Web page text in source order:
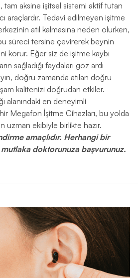
aksine işitsel sistemi aktif tutan
araçlardır. Tedavi edilmeyen işitme
atıl kalmasına neden olurken,
süreci tersine çevirerek beynin
korur. Eğer siz de işitme kaybı
sağladığı faydaları göz ardı
doğru zamanda atılan doğru
kalitenizi doğrudan etkiler.
alanındaki en deneyimli
Megafon İşitme Cihazları, bu yolda
uzman ekibiyle birlikte hazır.
amaçlıdır. Herhangi bir
mutlaka doktorunuza başvurunuz.